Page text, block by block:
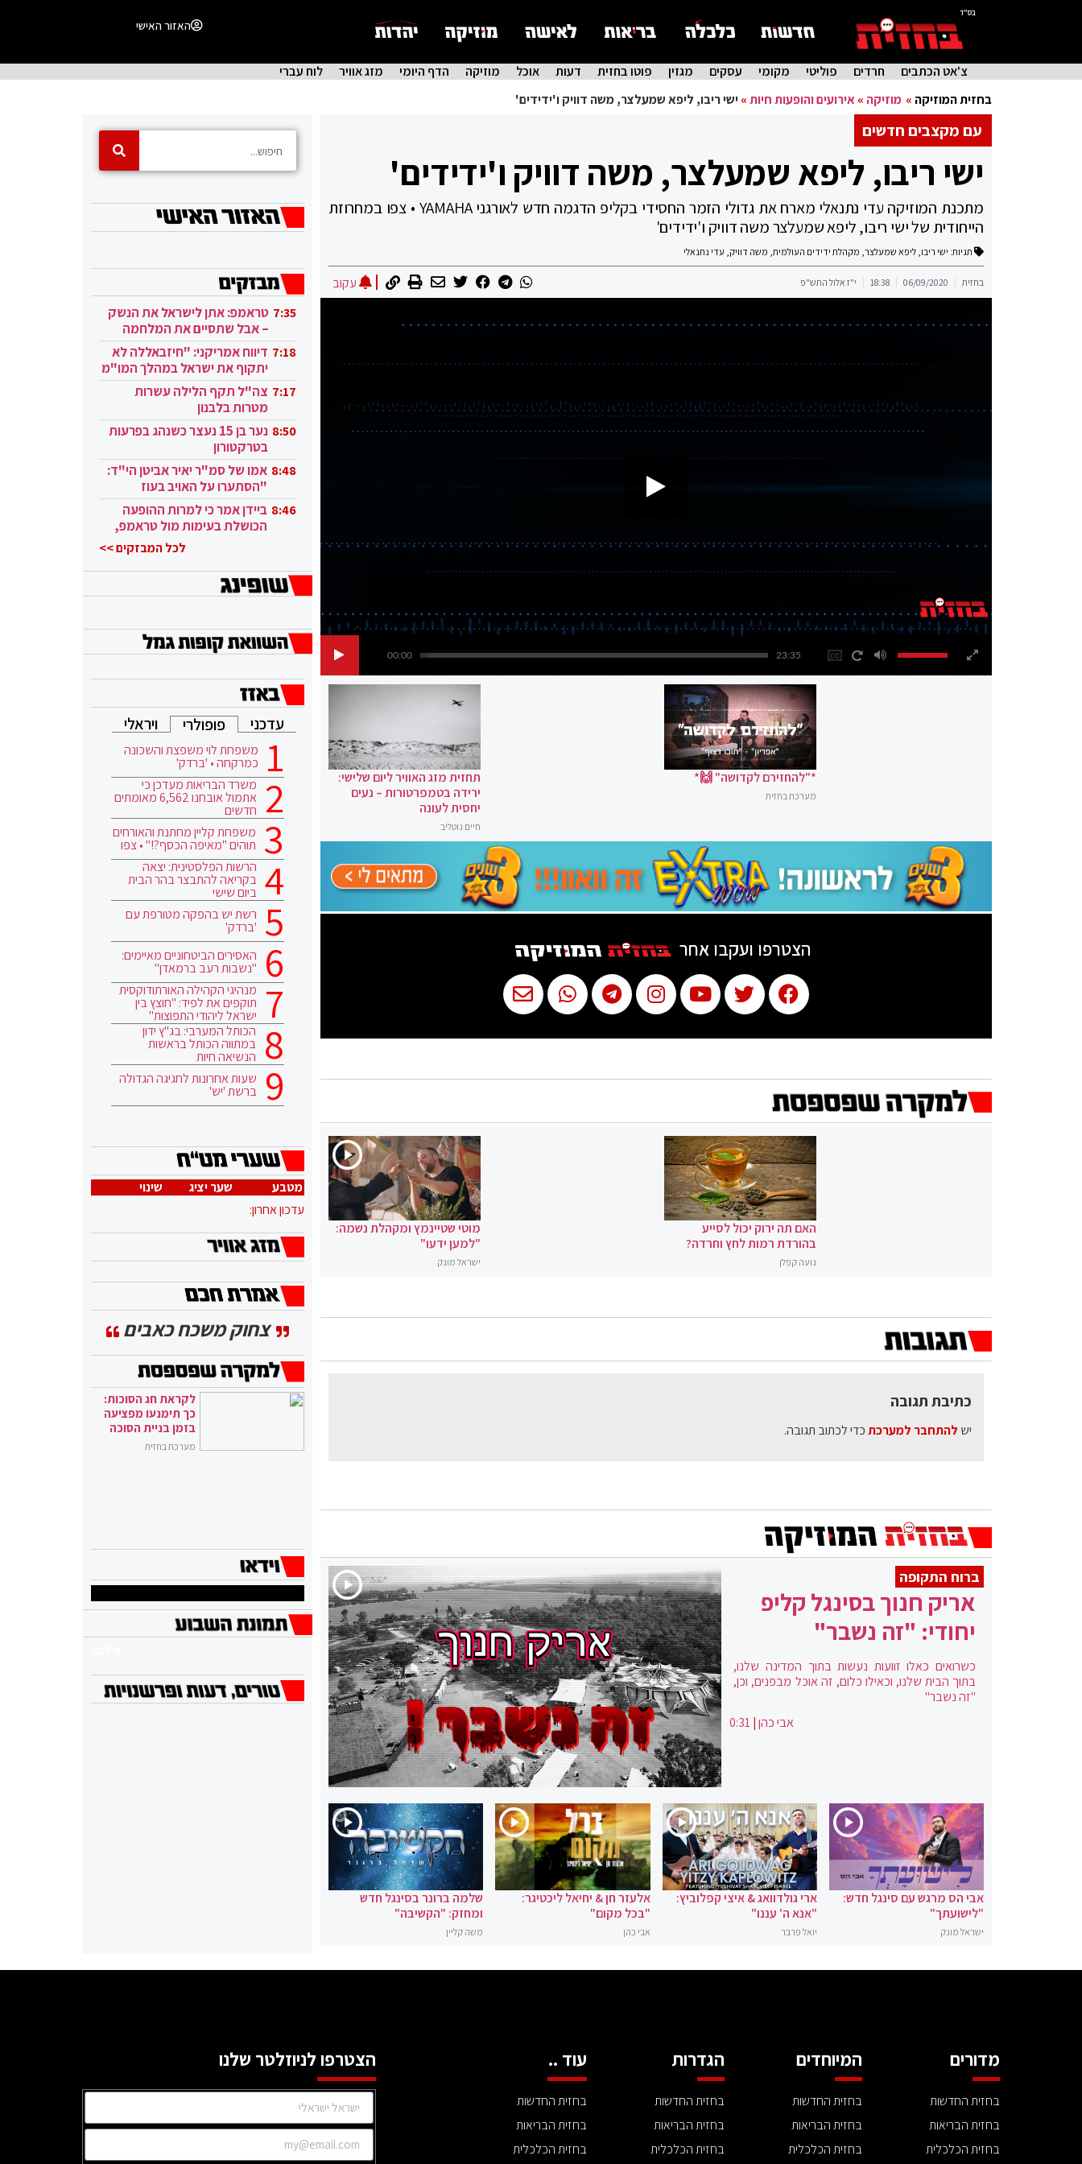
בס"ד
האזור האישי
צ'אט הכתבים חרדים פוליטי מקומי עסקים מגזין פוטו בחזית דעות אוכל מוזיקה הדף היומי מזג אוויר
לוח עברי
בחזית המוזיקה » מוזיקה »אירועים והופעות חיות»ישי ריבו, ליפא שמעלצר, משה דוויק ו'ידידים'
עם מקצבים חדשים
ישי ריבו, ליפא שמעלצר, משה דוויק ו'ידידים'
מתכנת המוזיקה עדי נתנאלי מארח את גדולי הזמר החסידי בקליפ הדגמה חדש לאורגני YAMAHA • צפו במחרוזת
הייחודית של ישי ריבו, ליפא שמעלצר משה דוויק ו'ידידים'
תגיות: ישי ריבו, ליפא שמעלצר, מקהלת ידידים העולמית, משה דוויק, עדי נתנאלי
בחזית 06/09/2020
18:38 י"ז אלול התש"פ עקוב
00:00 23:35
*"להחזירם לקדושה" 🙌*
מערכת בחזית
תחזית מזג האוויר ליום שלישי:
ירידה בטמפרטורות – נעים
יחסית לעונה
חיים גוטליב
הצטרפו ועקבו אחר
האם תה ירוק יכול לסייע
בהורדת רמות לחץ וחרדה?
נועה קפלן
מוטי שטיינמץ ומקהלת נשמה:
"למען ידעו"
ישראל מונק
כתיבת תגובה
יש להתחבר למערכתכדי לכתוב תגובה.
ברוח התקופה
אריק חנוך בסינגל קליפ
יחודי: "זה נשבר"
כשרואים כאלו זוועות נעשות בתוך המדינה שלנו,
בתוך הבית שלנו, וכאילו כלום, זה אוכל מבפנים, וכן,
"זה נשבר"
אבי כהן|
0:31
אבי הס מרגש עם סינגל חדש:
"לישועתך"
ישראל מונק
ארי גולדוואג & איצי קפלוביץ:
"אנא ה' עננו"
יואל פרבר
אלעזר חן & יחיאל ליכטיגר:
"בכל מקום"
אבי כהן
שלמה ברונר בסינגל חדש
ומחזק: "הקשיבה"
משה קליין
7:35 טראמפ: אתן לישראל את הנשק
– אבל שתסיים את המלחמה
בעזה 7:18 דיווח אמריקני: "חיזבאללה לא
יתקוף את ישראל במהלך המו"מ
בקטאר" 7:17 צה"ל תקף הלילה עשרות
מטרות בלבנון
8:50
נער בן 15 נעצר כשנהג בפרעות
בטרקטורון
8:48 אמו של סמ"ר יאיר אביטן הי"ד:
"הסתערו על האויב בעוז
ובגבורה" 8:46 ביידן אמר כי למרות ההופעה
הכושלת בעימות מול טראמפ,
לכל המבזקים >>
עדכני פופולרי ויראלי
משפחת לוי משפצת והשכונה
כמרקחה • 'ברדק'
משרד הבריאות מעדכן כי
אתמול אובחנו 6,562 מאומתים
חדשים
משפחת קליין מחתנת והאורחים
תוהים "מאיפה הכסף?!" • צפו
הרשות הפלסטינית: יצאה
בקריאה להתבצר בהר הבית
ביום שישי
רשת יש בהפקה מטורפת עם
'ברדק'
האסירים הביטחוניים מאיימים:
"נשבות רעב ברמאדן"
מנהיגי הקהילה האורתודוקסית
תוקפים את לפיד: "חוצץ בין
ישראל ליהודי התפוצות"
הכותל המערבי: בג"ץ ידון
במתווה הכותל בראשות
הנשיאה חיות
שעות אחרונות לחגיגה הגדולה
ברשת 'יש'
מטבע שער יציג
שינוי
עדכון אחרון:
צחוק משכח כאבים
לקראת חג הסוכות:
כך תימנעו מפציעה
בזמן בניית הסוכה
מערכת בחזית
מדורים
בחזית החדשות
בחזית הבריאות
בחזית הכלכלית
המיוחדים
בחזית החדשות
בחזית הבריאות
בחזית הכלכלית
הגדרות
בחזית החדשות
בחזית הבריאות
בחזית הכלכלית
עוד ..
בחזית החדשות
בחזית הבריאות
בחזית הכלכלית
הצטרפו לניוזלטר שלנו